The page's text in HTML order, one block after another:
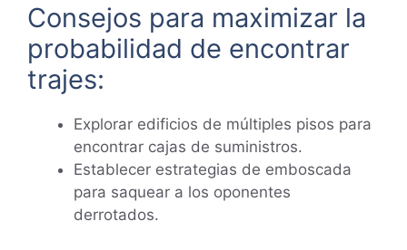
Consejos para maximizar la
probabilidad de encontrar
trajes:
Explorar edificios de múltiples pisos para
encontrar cajas de suministros.
Establecer estrategias de emboscada
para saquear a los oponentes
derrotados.